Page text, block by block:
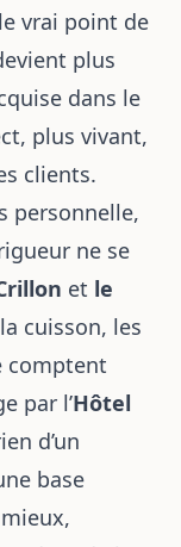
vrai point de
plus
dans le
plus vivant,
clients.
personnelle,
ne se
et le
cuisson, les
comptent
par l’Hôtel
d’un
base